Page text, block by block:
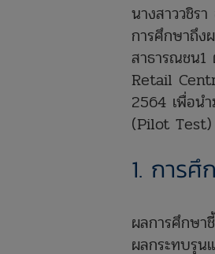
นางสาววชิร
การศึกษาถึง
สาธารณชน1
Retail
2564 เพื่อน
(Pilot Test)
1. การศึ
ผลการศึกษา
ผลกระทบรุน